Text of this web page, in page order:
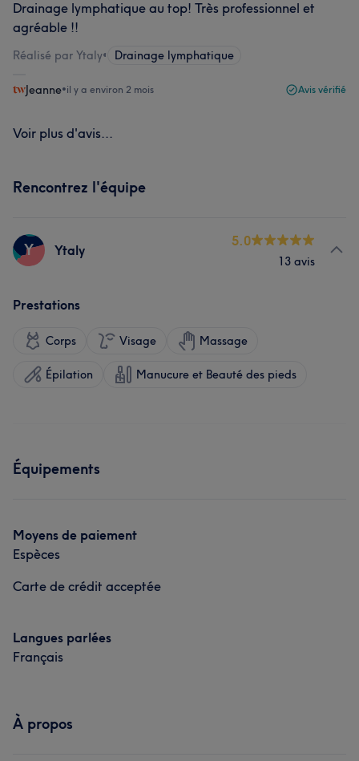
Drainage lymphatique au top! Très professionnel et
agréable !!
Réalisé par Ytaly• Drainage lymphatique
Jeanne•il y a environ 2 mois Avis vérifié
Voir plus d'avis...
Rencontrez l'équipe
Y Ytaly
5.0
13 avis
Prestations
Corps Visage Massage
Épilation Manucure et Beauté des pieds
Équipements
Moyens de paiement
Espèces
Carte de crédit acceptée
Langues parlées
Français
À propos